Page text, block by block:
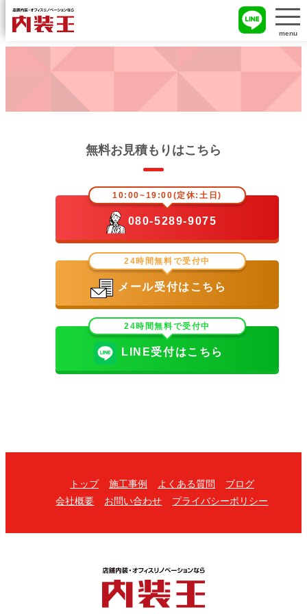
menu
無料お見積もりはこちら
10:00~19:00(定休:土日)
080-5289-9075
24時間無料で受付中
メール受付はこちら
24時間無料で受付中
LINE受付はこちら
トップ 施工事例 よくある質問
ブログ
会社概要
お問い合わせ プライバシーポリシー